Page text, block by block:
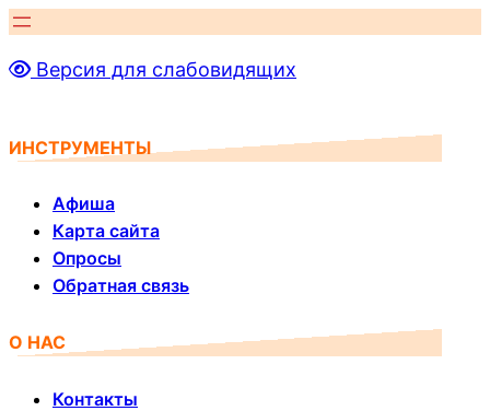
Перейти
содержимому
Версия для слабовидящих
ИНСТРУМЕНТЫ
Афиша
Карта сайта
Опросы
Обратная связь
О НАС
Контакты